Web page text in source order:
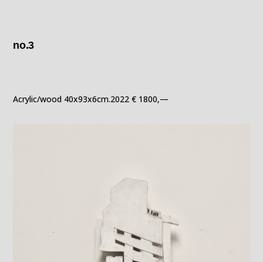
no.3
Acrylic/wood 40x93x6cm.2022 € 1800,—